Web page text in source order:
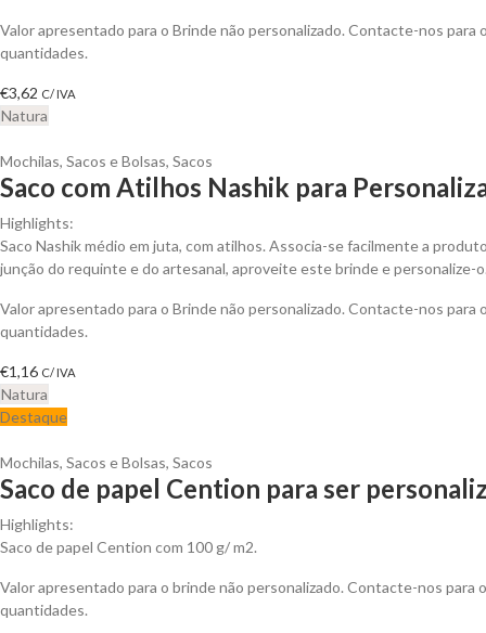
Valor apresentado para o Brinde não personalizado. Contacte-nos
quantidades.
€3,62 C/ IVA
Natura
Mochilas, Sacos e Bolsas, Sacos
Saco com Atilhos Nashik para
Highlights:
Saco Nashik médio em juta, com atilhos. Associa-se facilmente a
junção do requinte e do artesanal, aproveite este brinde e personalize-
Valor apresentado para o Brinde não personalizado. Contacte-nos
quantidades.
€1,16 C/ IVA
Natura
Destaque
Mochilas, Sacos e Bolsas, Sacos
Saco de papel Cention para ser
Highlights:
Saco de papel Cention com 100 g/ m2.
Valor apresentado para o brinde não personalizado. Contacte-nos
quantidades.